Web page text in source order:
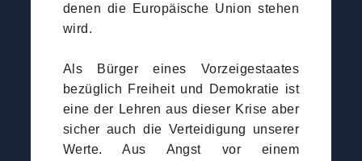
denen die Europäische Union stehen
wird.
Als Bürger eines Vorzeigestaates
bezüglich Freiheit und Demokratie ist
eine der Lehren aus dieser Krise aber
sicher auch die Verteidigung unserer
Werte. Aus Angst vor einem